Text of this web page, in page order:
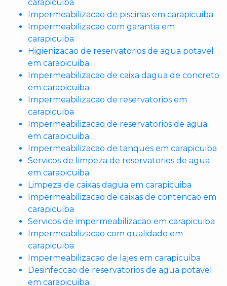
carapicuiba
Impermeabilizacao de piscinas em carapicuiba
Impermeabilizacao com garantia em
carapicuiba
Higienizacao de reservatorios de agua potavel
em carapicuiba
Impermeabilizacao de caixa dagua de concreto
em carapicuiba
Impermeabilizacao de reservatorios em
carapicuiba
Impermeabilizacao de reservatorios de agua
em carapicuiba
Impermeabilizacao de tanques em carapicuiba
Servicos de limpeza de reservatorios de agua
em carapicuiba
Limpeza de caixas dagua em carapicuiba
Impermeabilizacao de caixas de contencao em
carapicuiba
Servicos de impermeabilizacao em carapicuiba
Impermeabilizacao com qualidade em
carapicuiba
Impermeabilizacao de lajes em carapicuiba
Desinfeccao de reservatorios de agua potavel
em carapicuiba